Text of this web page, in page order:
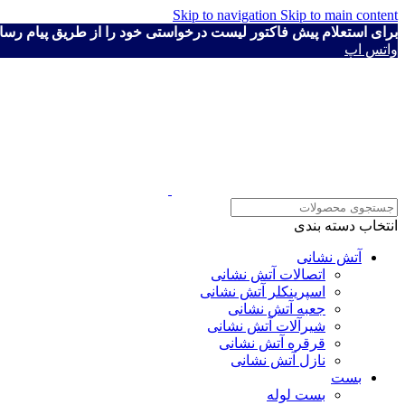
Skip to navigation Skip to main content
برای استعلام پیش فاکتور لیست درخواستی خود را از طریق پیام رسان ها به شماره
واتس اپ
انتخاب دسته بندی
آتش نشانی
اتصالات آتش نشانی
اسپرینکلر آتش نشانی
جعبه آتش نشانی
شیرآلات آتش نشانی
قرقره آتش نشانی
نازل آتش نشانی
بست
بست لوله